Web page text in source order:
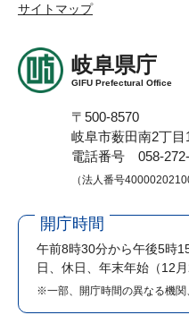
サイトマップ
岐阜県庁
GIFU Prefectural Office
〒500-8570
岐阜市薮田南2丁目
電話番号 058-272-
（法人番号
開庁時間
午前8時30分から午後5時
日、休日、年末年始（12
※一部、開庁時間の異なる機関